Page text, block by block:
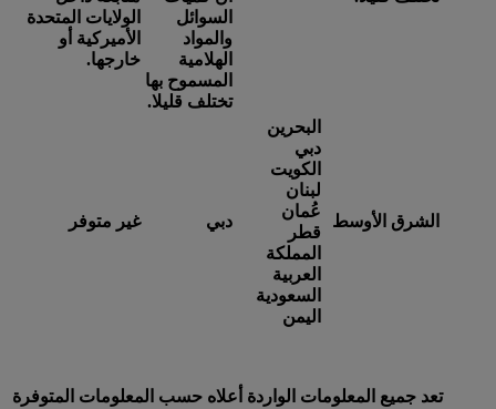
السوائل
والمواد
الهلامية
المسموح بها
تختلف قليلا.
الولايات المتحدة
الأميركية أو
خارجها.
الشرق الأوسط
البحرين
دبي
الكويت
لبنان
عُمان
قطر
المملكة
العربية
السعودية
اليمن
دبي غير متوفر
تعد جميع المعلومات الواردة أعلاه حسب المعلومات المتوفرة